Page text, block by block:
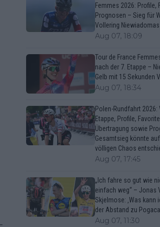
Femmes 2026: Profile,
Prognosen – Sieg für
Vollering Niewiadomas
Aug 07, 18:09
Tour de France
nach der 7. Etappe –
Gelb mit 15 Sekunden
Aug 07, 18:34
Polen-Rundfahrt 2026:
Etappe, Profile,
Übertragung sowie
Gesamtsieg könnte
völligen Chaos
Aug 07, 17:45
„Ich fahre so gut wie
einfach weg“ – Jonas
Skjelmose: ‚Was kann
der Abstand zu
Aug 07, 11:30